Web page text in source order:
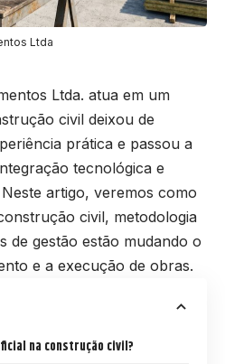
Ltda
Ltda. atua em um
civil deixou de
prática e passou a
tecnológica e
artigo, veremos como
civil, metodologia
de gestão estão mudando o
e a execução de obras.
na construção civil?